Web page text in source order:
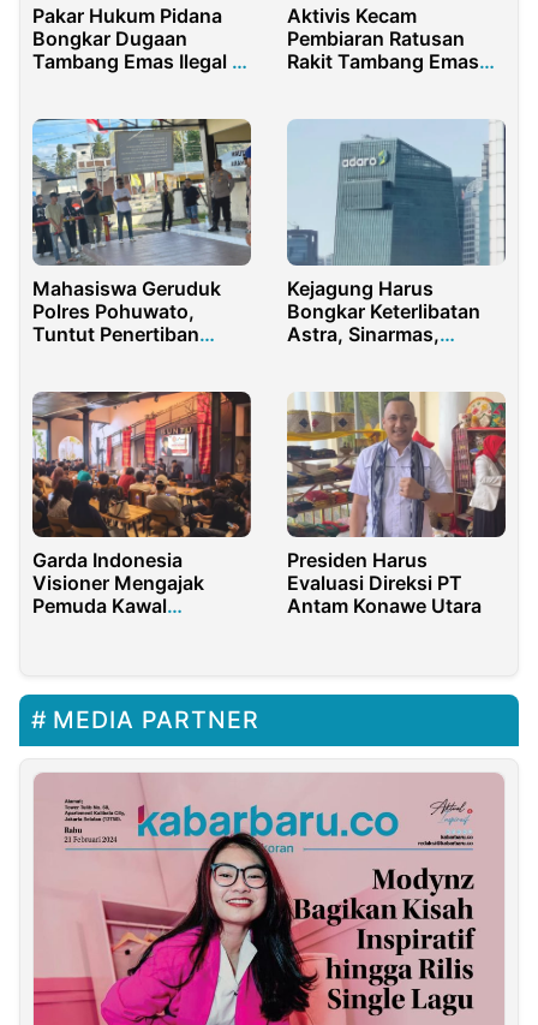
Pakar Hukum Pidana
Bongkar Dugaan
Tambang Emas Ilegal di
Aktivis Kecam
Pembiaran Ratusan
Rakit Tambang Emas
Bertindak
Mahasiswa Geruduk
Polres Pohuwato,
Tuntut Penertiban
Kejagung Harus
Bongkar Keterlibatan
Astra, Sinarmas,
Pertamina
Garda Indonesia
Visioner Mengajak
Pemuda Kawal
Presiden Harus
Evaluasi Direksi PT
Antam Konawe Utara
MEDIA PARTNER